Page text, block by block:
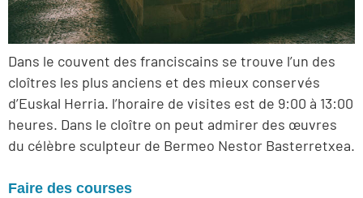
Dans le couvent des franciscains se trouve l’un des
cloîtres les plus anciens et des mieux conservés
d’Euskal Herria. l’horaire de visites est de 9:00 à 13:00
heures. Dans le cloître on peut admirer des œuvres
du célèbre sculpteur de Bermeo Nestor Basterretxea.
Faire des courses